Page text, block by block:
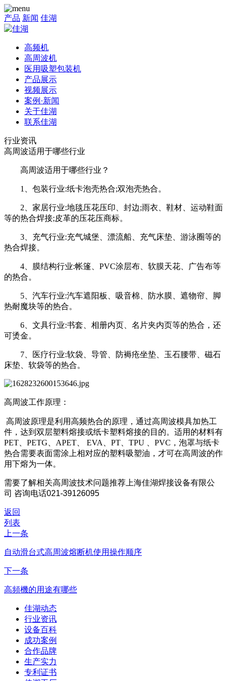
产品 新闻 佳湖
高频机
高周波机
医用吸塑包装机
产品展示
视频展示
案例·新闻
关于佳湖
联系佳湖
行业资讯
高周波适用于哪些行业
高周波适用于哪些行业？
1、包装行业:纸卡泡壳热合;双泡壳热合。
2、家居行业:地毯压花压印、封边;雨衣、鞋材、运动鞋面
等的热合焊接;皮革的压花压商标。
3、充气行业:充气城堡、漂流船、充气床垫、游泳圈等的
热合焊接。
4、膜结构行业:帐篷、PVC涂层布、软膜天花、广告布等
的热合。
5、汽车行业:汽车遮阳板、吸音棉、防水膜、遮物帘、脚
热耐魔块等的热合。
6、文具行业:书套、相册内页、名片夹内页等的热合，还
可烫金。
7、医疗行业:软袋、导管、防褥疮坐垫、玉石腰带、磁石
床垫、软袋等的热合。
高周波工作原理：
高周波原理是利用高频热合的原理，通过高周波模具加热工
件，达到双层塑料熔接或纸卡塑料熔接的目的。适用的材料有
PET、PETG、APET、 EVA、PT、TPU 、PVC，泡罩与纸卡
热合需要表面需涂上相对应的塑料吸塑油，才可在高周波的作
用下熔为一体。
需要了解相关高周波技术问题推荐 上海佳湖焊接设备有限公
司 咨询电话021-39126095
返回
列表
上一条
自动滑台式高周波熔断机使用操作顺序
下一条
高頻機的用途有哪些
佳湖动态
行业资讯
设备百科
成功案例
合作品牌
生产实力
专利证书